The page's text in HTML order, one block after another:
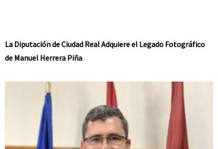
La Diputación de Ciudad Real Adquiere el Legado Fotográfico
de Manuel Herrera Piña